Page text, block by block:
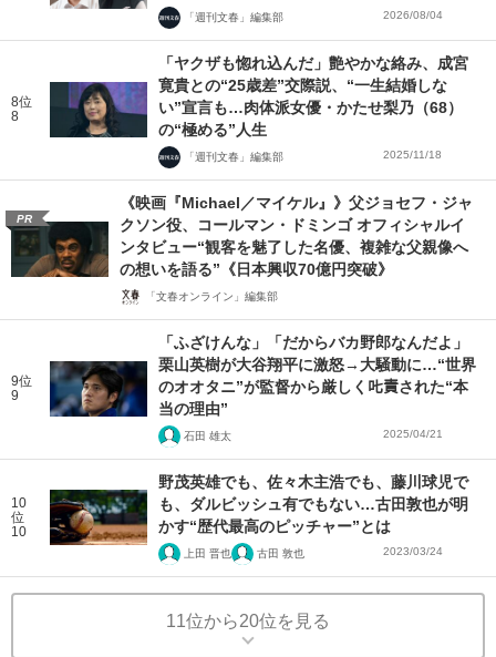
「週刊文春」編集部 2026/08/04
8位
8
「ヤクザも惚れ込んだ」艶やかな絡み、成宮
寛貴との“25歳差”交際説、“一生結婚しな
い”宣言も…肉体派女優・かたせ梨乃（68）
の“極める”人生
「週刊文春」編集部 2025/11/18
PR
《映画『Michael／マイケル』》父ジョセフ・ジャ
クソン役、コールマン・ドミンゴ オフィシャルイ
ンタビュー“観客を魅了した名優、複雑な父親像へ
の想いを語る”《日本興収70億円突破》
「文春オンライン」編集部
9位
9
「ふざけんな」「だからバカ野郎なんだよ」
栗山英樹が大谷翔平に激怒→大騒動に…“世界
のオオタニ”が監督から厳しく𠮟責された“本
当の理由”
石田 雄太 2025/04/21
10
位
10
野茂英雄でも、佐々木主浩でも、藤川球児で
も、ダルビッシュ有でもない…古田敦也が明
かす“歴代最高のピッチャー”とは
上田 晋也 古田 敦也 2023/03/24
11位から20位を見る